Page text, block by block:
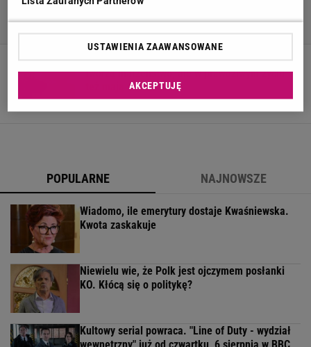
''Przysięga''. Główni bohaterowie w serialu
tworzą małżeństwo, ale w prawdziwym życiu
też mają się ku sobie
POPULARNE NAJNOWSZE
Wiadomo, ile emerytury dostaje Kwaśniewska.
Kwota zaskakuje
Niewielu wie, że Polk jest ojczymem posłanki
KO. Kłócą się o politykę?
Kultowy serial powraca. "Line of Duty - wydział
USTAWIENIA ZAAWANSOWANE
AKCEPTUJĘ